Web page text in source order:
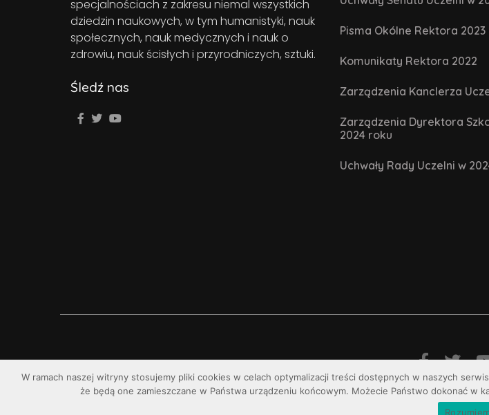
specjalnościach z zakresu niemal wszystkich
dziedzin naukowych, w tym humanistyki, nauk
społecznych, nauk medycznych i nauk o
zdrowiu, nauk ścisłych i przyrodniczych, sztuki.
Śledź nas
Pisma Okólne Rektora 2023
Komunikaty Rektora 2022
Zarządzenia Kanclerza
Zarządzenia Dyrektora
2024 roku
Uchwały Rady Uczelni w
© Uniwersytet Jana
W ramach naszej witryny stosujemy pliki cookies w celach optymalizacji treści dostępnych w naszych
że będą one zamieszczane w Państwa urządzeniu końcowym. Możecie Państwo dokonać w